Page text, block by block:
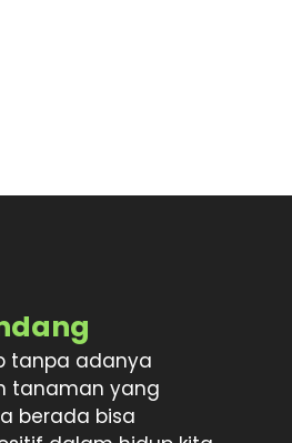
tanpa adanya
tanaman yang
berada bisa